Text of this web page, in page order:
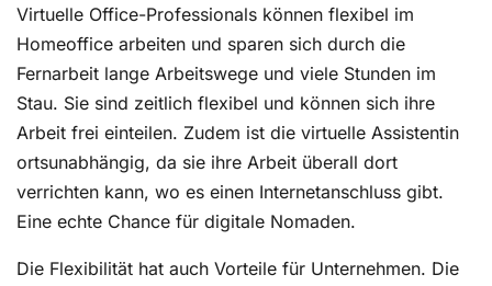
Virtuelle Office-Professionals können flexibel im
Homeoffice arbeiten und sparen sich durch die
Fernarbeit lange Arbeitswege und viele Stunden im
Stau. Sie sind zeitlich flexibel und können sich ihre
Arbeit frei einteilen. Zudem ist die virtuelle Assistentin
ortsunabhängig, da sie ihre Arbeit überall dort
verrichten kann, wo es einen Internetanschluss gibt.
Eine echte Chance für digitale Nomaden.
Die Flexibilität hat auch Vorteile für Unternehmen. Die